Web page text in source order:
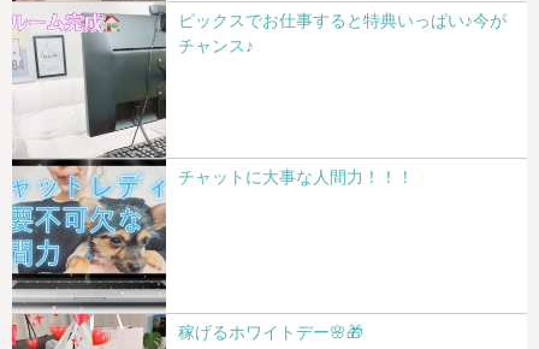
ピックスでお仕事すると特典いっぱい♪今が
チャンス♪
チャットに大事な人間力！！！
稼げるホワイトデー🌸🎁